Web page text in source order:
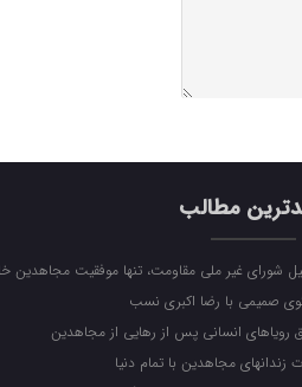
مطالب
شورای غیر ملی مقاومت، تنها موفقیت مجاهدین
صمیمی با رضا اکبری نسب
رویاهای انسانی پس از رهایی از مجاهدین
زندانهای مجاهدین با تمام دنیا